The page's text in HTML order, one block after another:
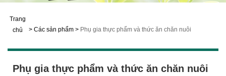
Trang
chủ
> Các sản phẩm > Phụ gia thực phẩm và thức ăn chăn nuôi
Phụ gia thực phẩm và thức ăn chăn nuôi